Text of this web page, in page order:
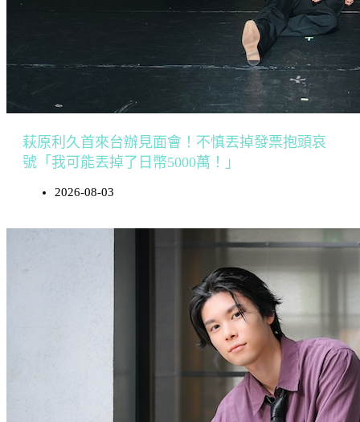
萩原利久首來台辦見面會！不慎丟掉發票抱頭哀
號「我可能丟掉了日幣5000萬！」
2026-08-03